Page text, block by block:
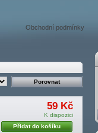
Obchodní podmínky
59 Kč
K dispozici
Přidat do košíku